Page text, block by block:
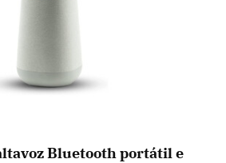
Bluetooth portátil e